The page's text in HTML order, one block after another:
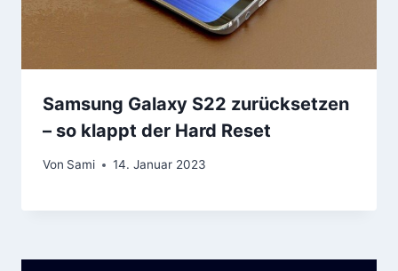
Samsung Galaxy S22 zurücksetzen
– so klappt der Hard Reset
Von Sami 14. Januar 2023